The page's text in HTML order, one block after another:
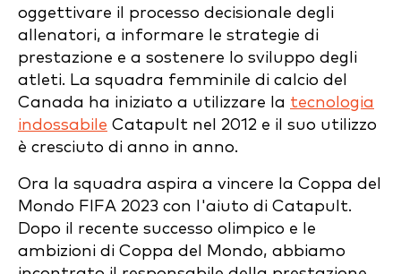
oggettivare il processo decisionale degli
allenatori, a informare le strategie di
prestazione e a sostenere lo sviluppo degli
atleti. La squadra femminile di calcio del
Canada ha iniziato a utilizzare la tecnologia
indossabile Catapult nel 2012 e il suo utilizzo
è cresciuto di anno in anno.
Ora la squadra aspira a vincere la Coppa del
Mondo FIFA 2023 con l'aiuto di Catapult.
Dopo il recente successo olimpico e le
ambizioni di Coppa del Mondo, abbiamo